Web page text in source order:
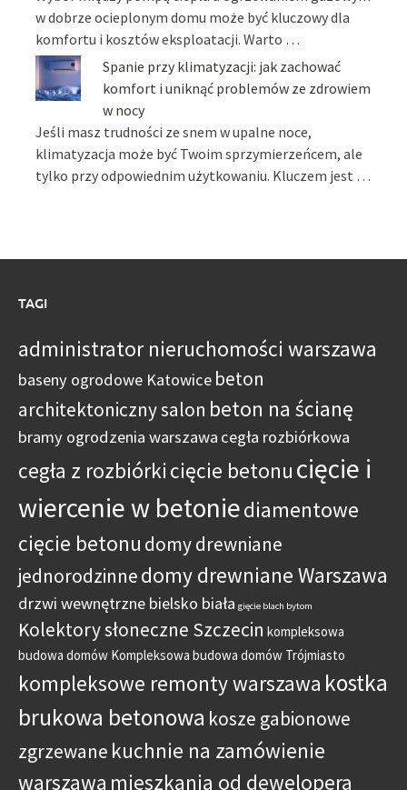
w dobrze ocieplonym domu może być kluczowy dla
komfortu i kosztów eksploatacji. Warto …
Spanie przy klimatyzacji: jak zachować
komfort i uniknąć problemów ze zdrowiem
w nocy
Jeśli masz trudności ze snem w upalne noce,
klimatyzacja może być Twoim sprzymierzeńcem, ale
tylko przy odpowiednim użytkowaniu. Kluczem jest …
TAGI
administrator nieruchomości warszawa
baseny ogrodowe Katowice beton
architektoniczny salon beton na ścianę
bramy ogrodzenia warszawa cegła rozbiórkowa
cegła z rozbiórki cięcie betonu cięcie i
wiercenie w betoniediamentowe
cięcie betonu domy drewniane
jednorodzinnedomy drewniane Warszawa
drzwi wewnętrzne bielsko biała gięcie blach bytom
Kolektory słoneczne Szczecin kompleksowa
budowa domów Kompleksowa budowa domów Trójmiasto
kompleksowe remonty warszawa kostka
brukowa betonowa kosze gabionowe
zgrzewane kuchnie na zamówienie
warszawa mieszkania od dewelopera